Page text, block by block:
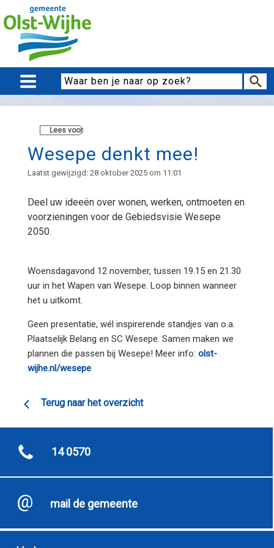
Lees voor
Wesepe denkt mee!
Laatst gewijzigd: 28 oktober 2025 om 11:01
Deel uw ideeën over wonen, werken, ontmoeten en
voorzieningen voor de Gebiedsvisie Wesepe
2050.
Woensdagavond 12 november, tussen 19.15 en 21.30
uur in het Wapen van Wesepe. Loop binnen wanneer
het u uitkomt.
Geen presentatie, wél inspirerende standjes van o.a.
Plaatselijk Belang en SC Wesepe. Samen maken we
plannen die passen bij Wesepe! Meer info: olst-
wijhe.nl/wesepe
Terug naar het overzicht
14 0570
mail de gemeente